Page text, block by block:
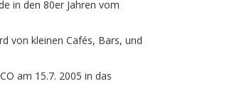
in den 80er Jahren vom
von kleinen Cafés, Bars, und
am 15.7. 2005 in das